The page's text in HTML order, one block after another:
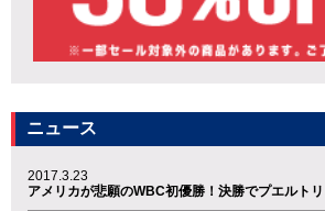
ニュース
2017.3.23
アメリカが悲願のWBC初優勝！決勝でプエルト